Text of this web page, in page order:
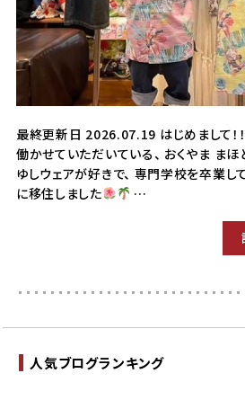
最終更新日 2026.07.19 はじめまして！
働かせていただいている、 おくやま まほ
ゆしウェアが好きで、 専門学校を卒業し
に移住しました
…
人気ブログランキング